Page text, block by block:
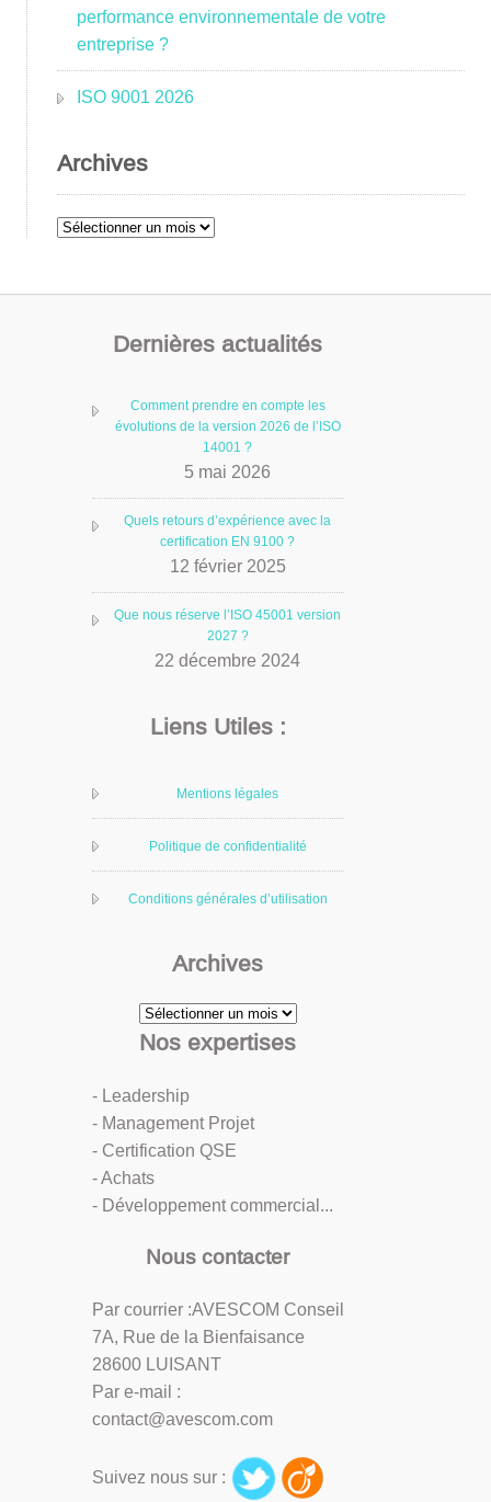
performance environnementale de votre
entreprise ?
ISO 9001 2026
Archives
Archives
Dernières actualités
Comment prendre en compte les
évolutions de la version 2026 de l’ISO
14001 ?
5 mai 2026
Quels retours d’expérience avec la
certification EN 9100 ?
12 février 2025
Que nous réserve l’ISO 45001 version
2027 ?
22 décembre 2024
Liens Utiles :
Mentions légales
Politique de confidentialité
Conditions générales d’utilisation
Archives
Archives
Nos expertises
- Leadership
- Management Projet
- Certification QSE
- Achats
- Développement commercial...
Nous contacter
Par courrier :AVESCOM Conseil
7A, Rue de la Bienfaisance
28600 LUISANT
Par e-mail :
contact@avescom.com
Suivez nous sur :